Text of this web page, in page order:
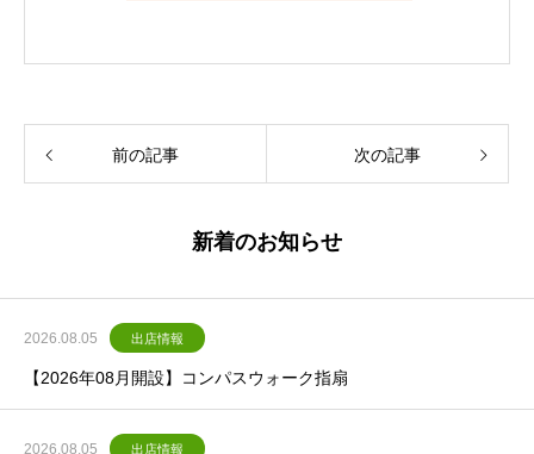
前の記事 次の記事
新着のお知らせ
2026.08.05 出店情報
【2026年08月開設】コンパスウォーク指扇
2026.08.05 出店情報